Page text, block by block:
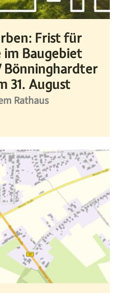
Frist für
Baugebiet
Bönninghardter
31. August
Rathaus